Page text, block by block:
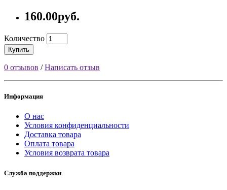
160.00руб.
Количество
Купить
0 отзывов /Написать отзыв
Информация
О нас
Условия конфиденциальности
Доставка товара
Оплата товара
Условия возврата товара
Служба поддержки